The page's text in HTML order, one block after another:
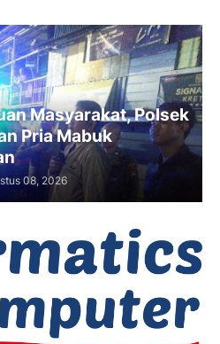
Masyarakat, Polsek
Pria Mabuk
08, 2026